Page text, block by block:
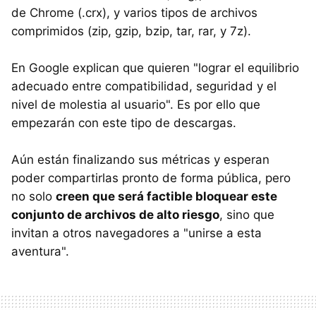
de Chrome (.crx), y varios tipos de archivos
comprimidos (zip, gzip, bzip, tar, rar, y 7z).
En Google explican que quieren "lograr el equilibrio
adecuado entre compatibilidad, seguridad y el
nivel de molestia al usuario". Es por ello que
empezarán con este tipo de descargas.
Aún están finalizando sus métricas y esperan
poder compartirlas pronto de forma pública, pero
no solo creen que será factible bloquear este
conjunto de archivos de alto riesgo, sino que
invitan a otros navegadores a "unirse a esta
aventura".